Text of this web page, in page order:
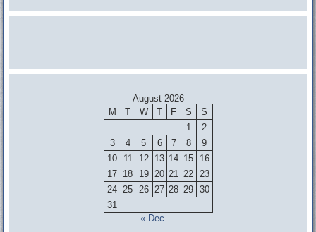
August 2026
M
T W T F S
S
1
2
3
4 5 6 7 8
9
10
11 12 13 14 15
16
17 18 19 20 21 22 23
24 25 26 27 28 29 30
31
« Dec